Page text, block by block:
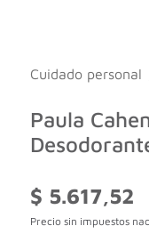
Cuidado personal
Paula
$ 5.617,52
Precio sin impuestos